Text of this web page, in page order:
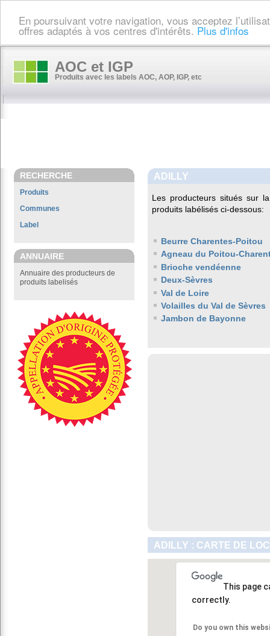
En poursuivant votre navigation, vous acceptez
offres adaptés à vos centres d'intérêts. Plus d'infos
AOC et IGP
Produits avec les labels AOC, AOP, IGP, etc
RECHERCHE
Produits
Communes
Label
ANNUAIRE
Annuaire des producteurs de
produits labelisés
ADILLY
Les producteurs situés sur
produits labélisés ci-dessous:
Beurre Charentes-Poitou
Agneau du Poitou-
Brioche vendéenne
Deux-Sèvres
Val de Loire
Volailles du Val de Sèvres
Jambon de Bayonne
ADILLY : CARTE DE
This page
correctly.
Do you own this